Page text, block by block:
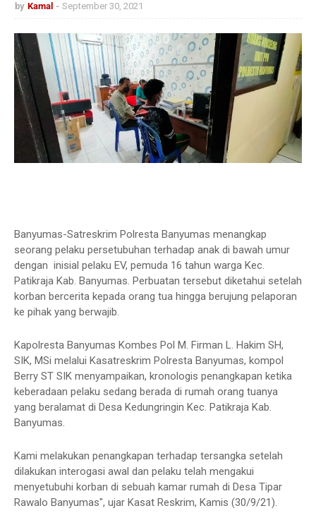
by Kamal September 30, 2021
Banyumas-Satreskrim Polresta Banyumas menangkap
seorang pelaku persetubuhan terhadap anak di bawah umur
dengan inisial pelaku EV, pemuda 16 tahun warga Kec.
Patikraja Kab. Banyumas. Perbuatan tersebut diketahui setelah
korban bercerita kepada orang tua hingga berujung pelaporan
ke pihak yang berwajib.
Kapolresta Banyumas Kombes Pol M. Firman L. Hakim SH,
SIK, MSi melalui Kasatreskrim Polresta Banyumas, kompol
Berry ST SIK menyampaikan, kronologis penangkapan ketika
keberadaan pelaku sedang berada di rumah orang tuanya
yang beralamat di Desa Kedungringin Kec. Patikraja Kab.
Banyumas.
Kami melakukan penangkapan terhadap tersangka setelah
dilakukan interogasi awal dan pelaku telah mengakui
menyetubuhi korban di sebuah kamar rumah di Desa Tipar
Rawalo Banyumas", ujar Kasat Reskrim, Kamis (30/9/21).